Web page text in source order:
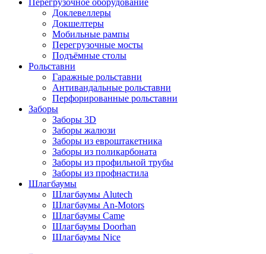
Доклевеллеры
Докшелтеры
Мобильные рампы
Перегрузочные мосты
Подъёмные столы
Рольставни
Гаражные рольставни
Антивандальные рольставни
Перфорированные рольставни
Заборы
Заборы 3D
Заборы жалюзи
Заборы из евроштакетника
Заборы из поликарбоната
Заборы из профильной трубы
Заборы из профнастила
Шлагбаумы
Шлагбаумы Alutech
Шлагбаумы An-Motors
Шлагбаумы Came
Шлагбаумы Doorhan
Шлагбаумы Nice